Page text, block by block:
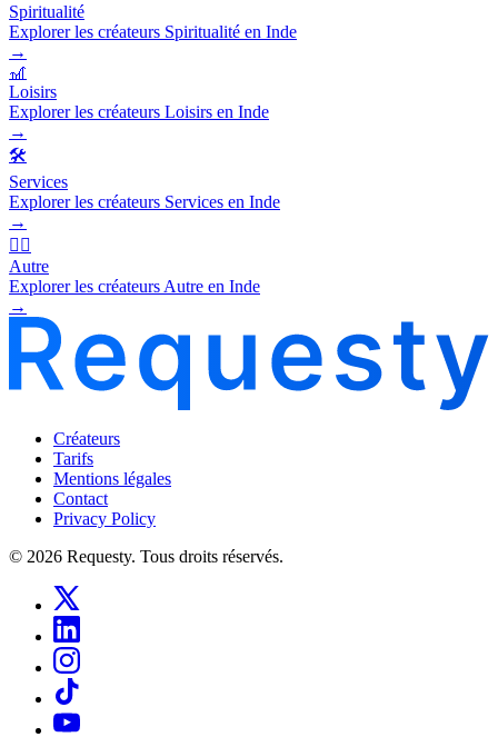
Spiritualité
Explorer les créateurs Spiritualité en Inde
→
🎢
Loisirs
Explorer les créateurs Loisirs en Inde
→
🛠️
Services
Explorer les créateurs Services en Inde
→
🧜‍♂️
Autre
Explorer les créateurs Autre en Inde
→
Créateurs
Tarifs
Mentions légales
Contact
Privacy Policy
© 2026 Requesty. Tous droits réservés.